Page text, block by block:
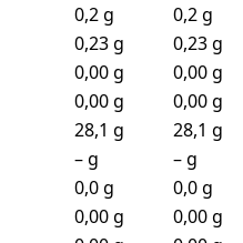
0,2 g
0,2 g
0,23 g
0,23 g
0,00 g
0,00 g
0,00 g
0,00 g
28,1 g
28,1 g
– g
– g
0,0 g
0,0 g
0,00 g
0,00 g